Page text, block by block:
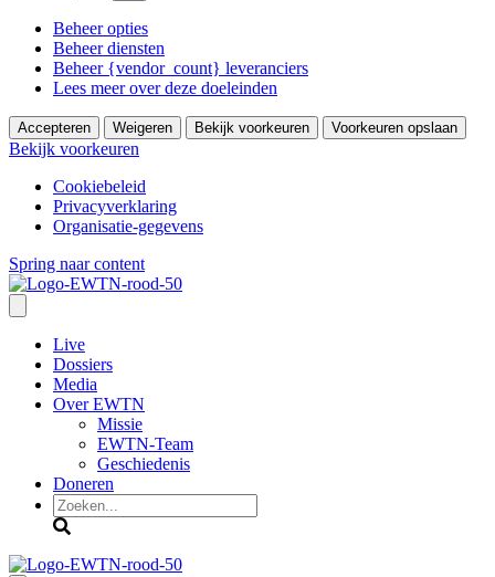
Beheer opties
Beheer diensten
Beheer {vendor_count} leveranciers
Lees meer over deze doeleinden
Accepteren Weigeren Bekijk voorkeuren Voorkeuren opslaan
Bekijk voorkeuren
Cookiebeleid
Privacyverklaring
Organisatie-gegevens
Spring naar content
Live
Dossiers
Media
Over EWTN
Missie
EWTN-Team
Geschiedenis
Doneren